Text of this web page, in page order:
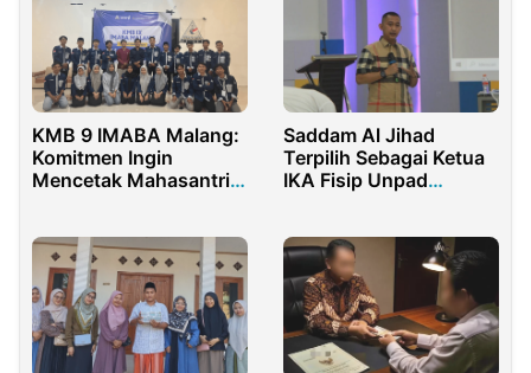
KMB 9 IMABA Malang:
Komitmen Ingin
Mencetak Mahasantri
Saddam Al Jihad
Terpilih Sebagai Ketua
IKA Fisip Unpad